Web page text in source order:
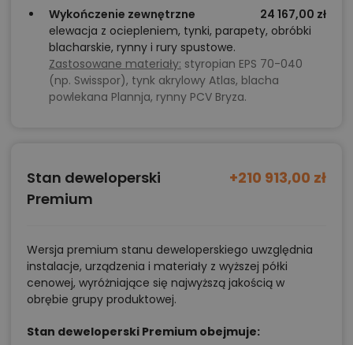
Wykończenie zewnętrzne
24 167,00 zł
elewacja z ociepleniem, tynki, parapety, obróbki
blacharskie, rynny i rury spustowe.
Zastosowane materiały: styropian EPS 70-040
(np. Swisspor), tynk akrylowy Atlas, blacha
powlekana Plannja, rynny PCV Bryza.
Stan deweloperski
Premium
+210 913,00 zł
Wersja premium stanu deweloperskiego uwzględnia
instalacje, urządzenia i materiały z wyższej półki
cenowej, wyróżniające się najwyższą jakością w
obrębie grupy produktowej.
Stan deweloperski Premium obejmuje: